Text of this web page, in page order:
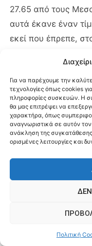
Για να παρέχουμε την
τεχνολογίες όπως cookies
πληροφορίες συσκευών. Η
θα μας επιτρέψει να
χαρακτήρα, όπως
αναγνωριστικά σε αυτόν
ανάκληση της
ορισμένες λειτουργίες και
Πολιτική
27.65 από τους
αυτά έκανε έναν
εκεί που έπρεπε,
με flying start 100μ
να εστιάσει στα
βέλτιστη
μεικτές
και το εισιτήριο